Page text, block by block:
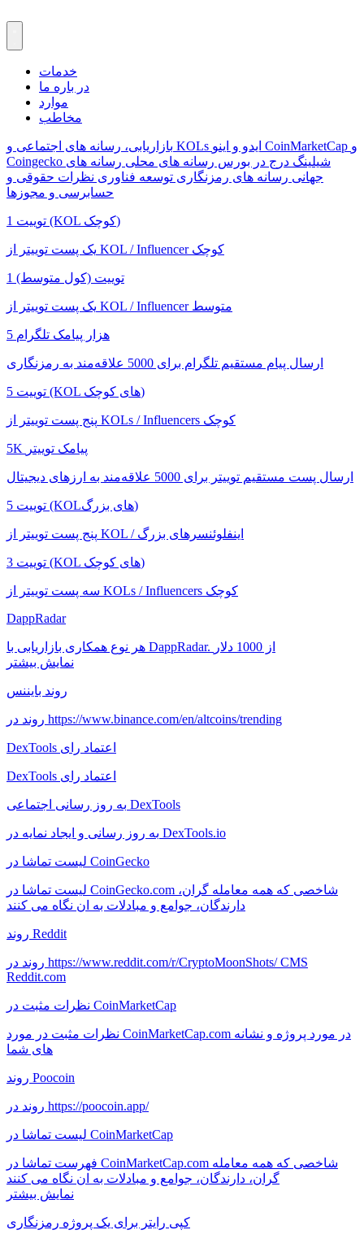
خدمات
در باره ما
موارد
مخاطب
بازاریابی، رسانه های اجتماعی و KOLs
CoinMarketCap و
Coingecko
شیلینگ درج در بورس رسانه های محلی رسانه های
جهانی رسانه های رمزنگاری توسعه فناوری نظرات حقوقی و
حسابرسی و مجوزها
1 توییت (KOL کوچک)
یک پست توییتر از KOL / Influencer کوچک
1 توییت (کول متوسط)
یک پست توییتر از KOL / Influencer متوسط
5 هزار پیامک تلگرام
ارسال پیام مستقیم تلگرام برای 5000 علاقه‌مند به رمزنگاری
5 توییت (KOL های کوچک)
پنج پست توییتر از KOLs / Influencers کوچک
5K پیامک توییتر
ارسال پست مستقیم توییتر برای 5000 علاقه‌مند به ارزهای دیجیتال
5 توییت (KOLهای بزرگ)
پنج پست توییتر از KOL / اینفلوئنسرهای بزرگ
3 توییت (KOL های کوچک)
سه پست توییتر از KOLs / Influencers کوچک
DappRadar
هر نوع همکاری بازاریابی با DappRadar. از 1000 دلار
نمایش بیشتر
روند بایننس
روند در https://www.binance.com/en/altcoins/trending
DexTools اعتماد رای
DexTools اعتماد رای
به روز رسانی اجتماعی DexTools
به روز رسانی و ایجاد نمایه در DexTools.io
لیست تماشا در CoinGecko
لیست تماشا در CoinGecko.com شاخصی که همه معامله گران،
دارندگان، جوامع و مبادلات به ان نگاه می کنند
روند Reddit
روند در https://www.reddit.com/r/CryptoMoonShots/ CMS
Reddit.com
نظرات مثبت در CoinMarketCap
نظرات مثبت در مورد CoinMarketCap.com در مورد پروژه و نشانه
های شما
روند Poocoin
روند در https://poocoin.app/
لیست تماشا در CoinMarketCap
فهرست تماشا در CoinMarketCap.com شاخصی که همه معامله
گران، دارندگان، جوامع و مبادلات به ان نگاه می کنند
نمایش بیشتر
کپی رایتر برای یک پروژه رمزنگاری